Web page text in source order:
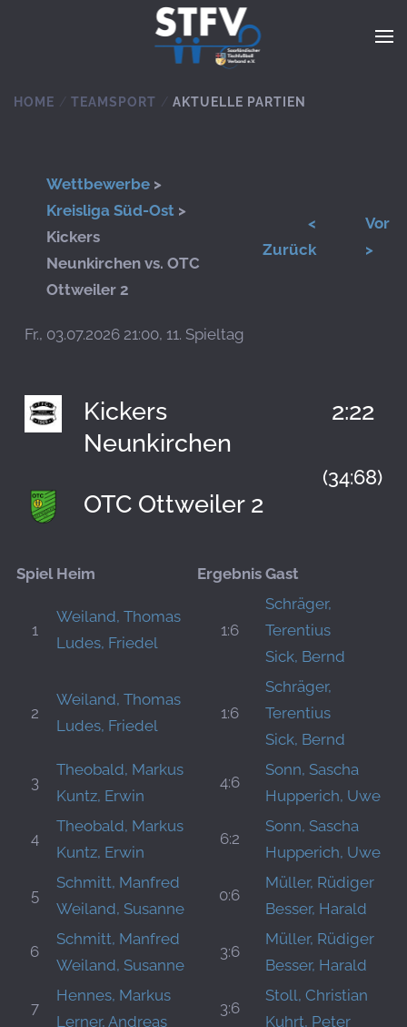
Zum Hauptinhalt springen
HOME TEAMSPORT AKTUELLE PARTIEN
Wettbewerbe >
Kreisliga Süd-Ost >
Kickers
Neunkirchen vs. OTC
Ottweiler 2
<
Zurück
Vor
>
Fr., 03.07.2026 21:00, 11. Spieltag
Kickers
Neunkirchen
2:22
(34:68)
OTC Ottweiler 2
Spiel Heim Ergebnis Gast
1
Weiland, Thomas
Ludes, Friedel
1:6
Schräger,
Terentius
Sick, Bernd
2
Weiland, Thomas
Ludes, Friedel
1:6
Schräger,
Terentius
Sick, Bernd
3
Theobald, Markus
Kuntz, Erwin
4:6
Sonn, Sascha
Hupperich, Uwe
4
Theobald, Markus
Kuntz, Erwin
6:2
Sonn, Sascha
Hupperich, Uwe
5
Schmitt, Manfred
Weiland, Susanne
0:6
Müller, Rüdiger
Besser, Harald
6
Schmitt, Manfred
Weiland, Susanne
3:6
Müller, Rüdiger
Besser, Harald
7
Hennes, Markus
Lerner, Andreas
3:6
Stoll, Christian
Kuhrt, Peter